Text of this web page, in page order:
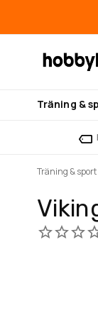
Träning &
Träning & sport